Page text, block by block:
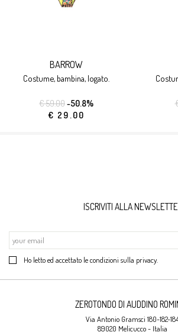
BARROW
costume, bambina, logato.
€ 59.00-50.8%
€ 29.00
ISCRIVITI ALLA
Ho letto ed accettato le condizioni sulla privacy.
ZEROTONDO DI AUDDINO
Via Antonio Gramsci 180-182-
89020 Melicucco - Italia